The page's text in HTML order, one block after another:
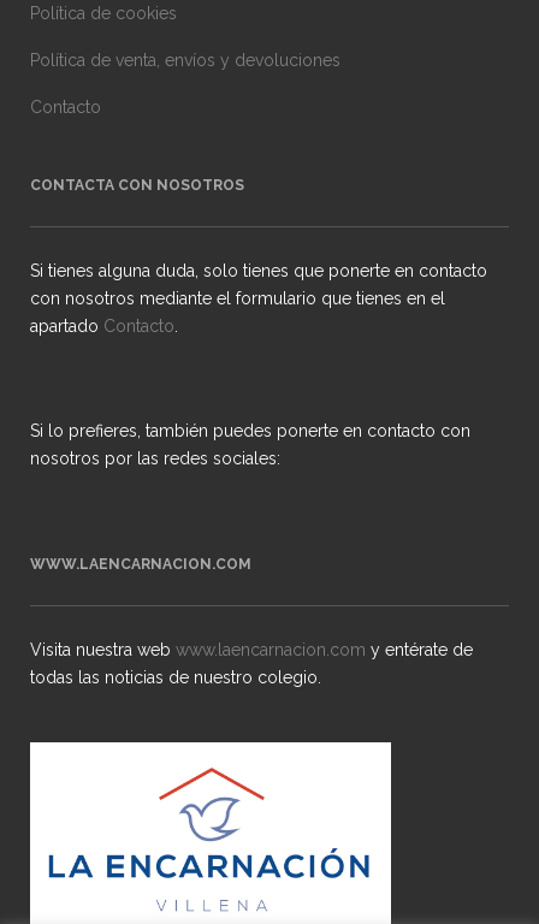
Política de cookies
Política de venta, envíos y devoluciones
Contacto
CONTACTA CON NOSOTROS
Si tienes alguna duda, solo tienes que ponerte en contacto
con nosotros mediante el formulario que tienes en el
apartado Contacto
Si lo prefieres, también puedes ponerte en contacto con
nosotros por las redes sociales:
WWW.LAENCARNACION.COM
Visita nuestra web www.laencarnacion.com y entérate de
todas las noticias de nuestro colegio.